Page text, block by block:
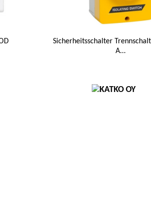
Sicherheitsschalter
A...